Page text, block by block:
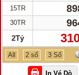
15TR
30TR
2Tỷ
All 2 số 3 Số